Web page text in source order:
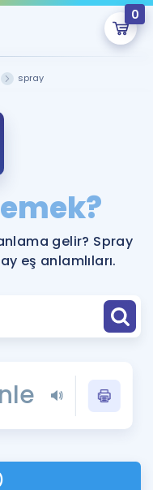
0
onlarca eğitim seni
spray
gelir? Spray
eş anlamlıları.